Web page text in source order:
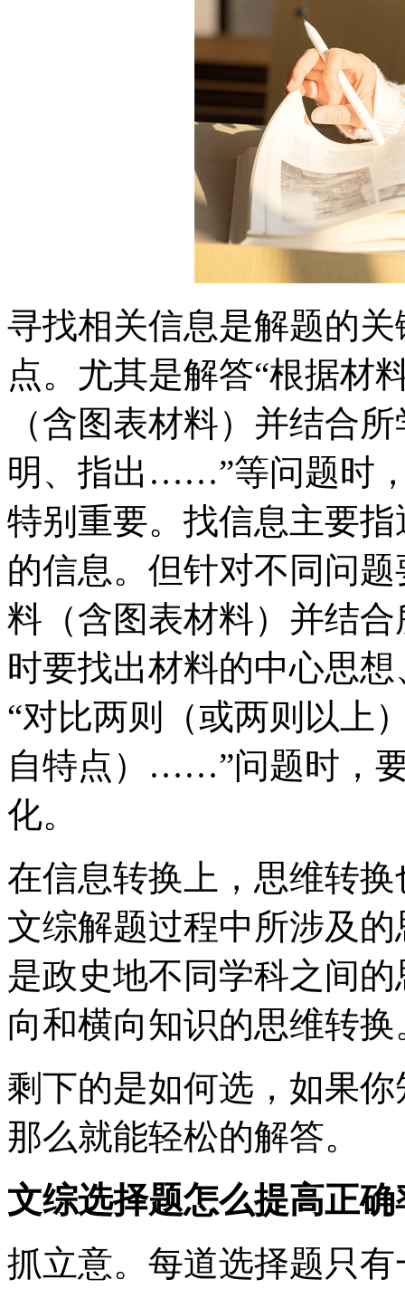
寻找相关信息是解题的
点。尤其是解答“根据材
（含图表材料）并结合
明、指出……”等问题时
特别重要。找信息主要
的信息。但针对不同问
料（含图表材料）并结
时要找出材料的中心思
“对比两则（或两则以上
自特点）……”问题时，
化。
在信息转换上，思维转
文综解题过程中所涉及
是政史地不同学科之间
向和横向知识的思维转换
剩下的是如何选，如果
那么就能轻松的解答。
文综选择题怎么提高正确
抓立意。每道选择题只